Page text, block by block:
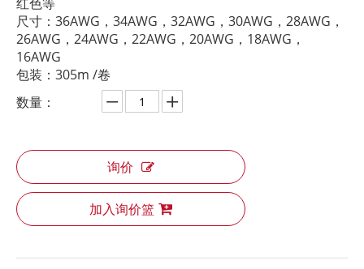
红色等
尺寸：36AWG，34AWG，32AWG，30AWG，28AWG，
26AWG，24AWG，22AWG，20AWG，18AWG，
16AWG
包装：305m /卷
数量：
询价
加入询价篮